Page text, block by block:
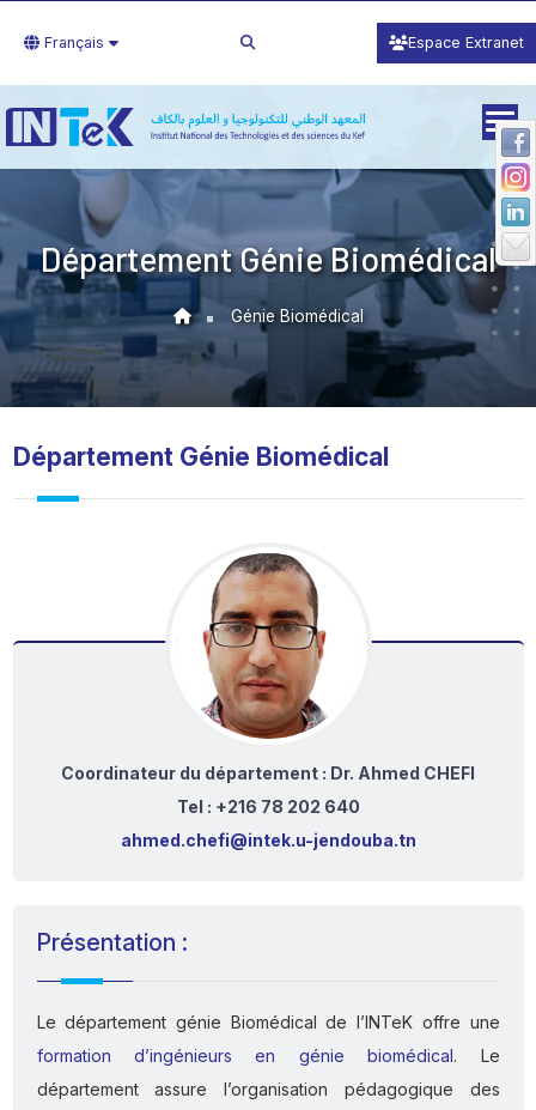
Français Espace Extranet
Département Génie Biomédical
Génie Biomédical
Département Génie Biomédical
Coordinateur du département : Dr. Ahmed CHEFI
Tel : +216 78 202 640
ahmed.chefi@intek.u-jendouba.tn
Présentation :
Le département génie Biomédical de l’INTeK offre une
formation d’ingénieurs en génie biomédical. Le
département assure l’organisation pédagogique des